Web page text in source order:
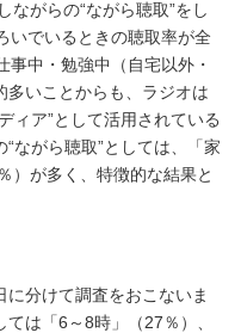
ながらの“ながら聴取”をし
いでいるときの聴取率が全
中・勉強中（自宅以外・
多いことからも、ラジオは
ィア”として活用されている
ながら聴取”としては、「家
）が多く、特徴的な結果と
分けて調査をおこないま
は「6～8時」（27％）、